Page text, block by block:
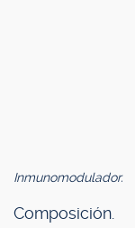
Inmunomodulador.
Composición.